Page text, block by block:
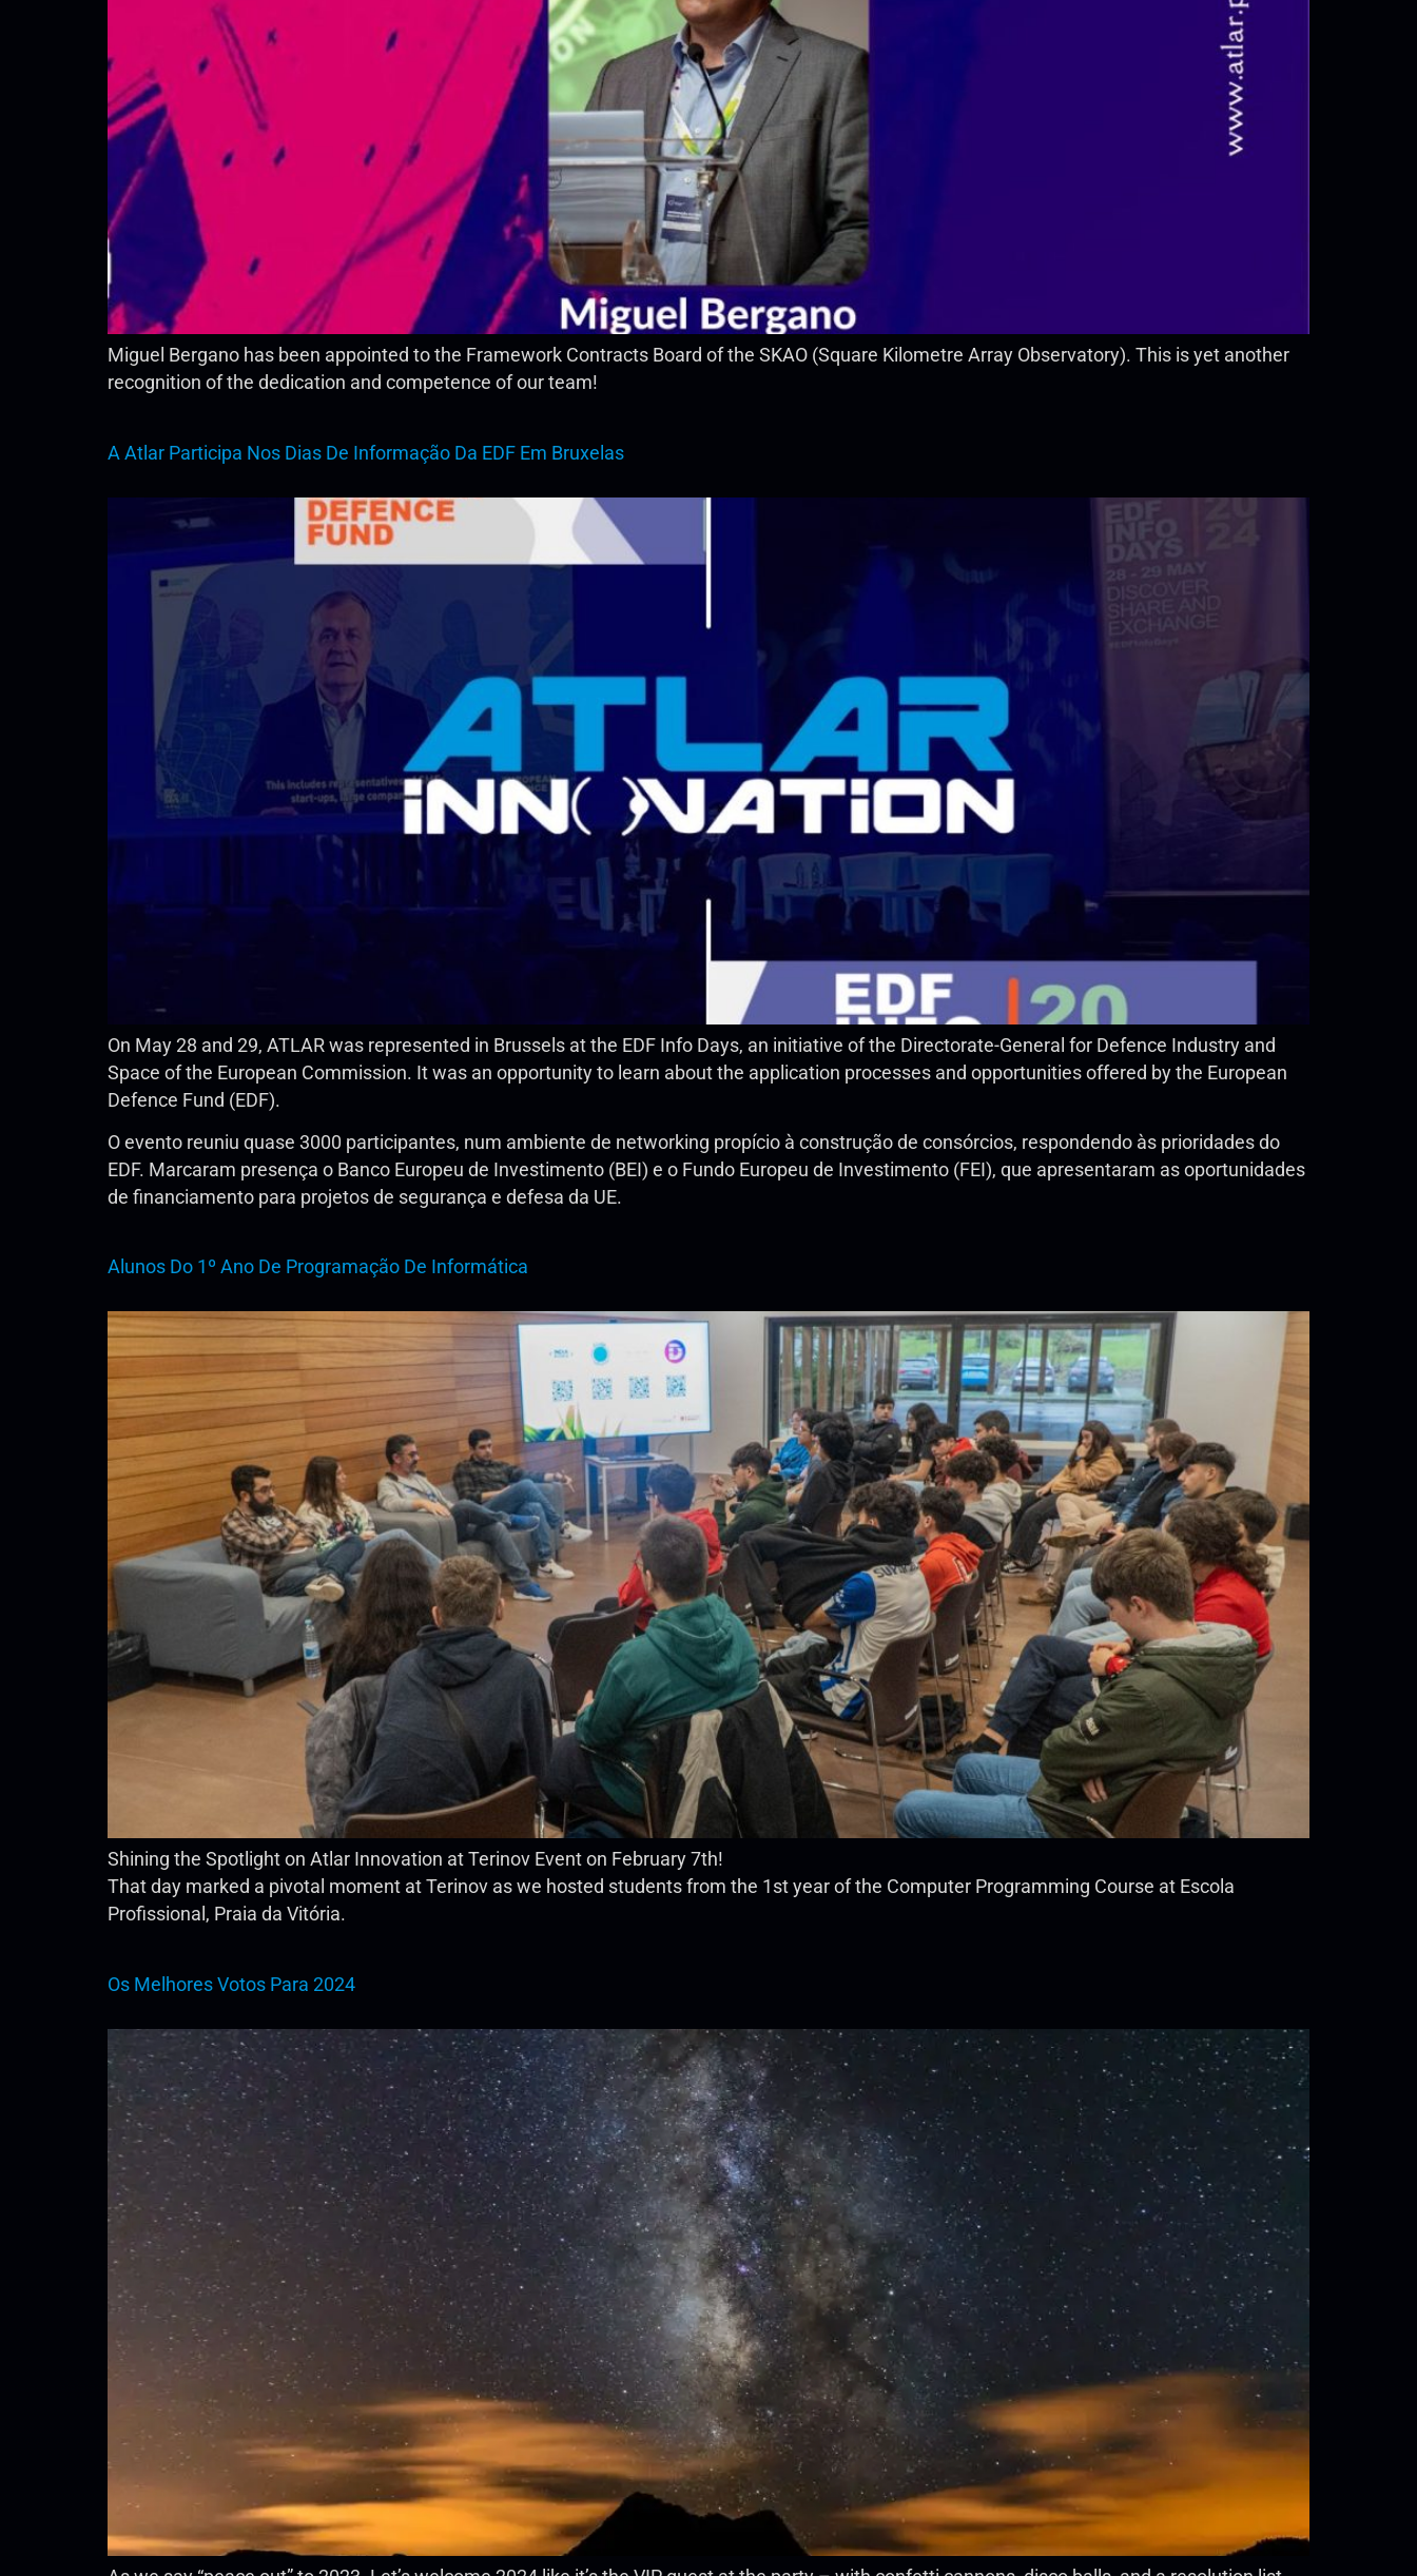
Miguel Bergano has been appointed to the Framework Contracts Board of the SKAO (Square Kilometre Array Observatory). This is yet another
recognition of the dedication and competence of our team!
A Atlar Participa Nos Dias De Informação Da EDF Em Bruxelas
On May 28 and 29, ATLAR was represented in Brussels at the EDF Info Days, an initiative of the Directorate-General for Defence Industry and
Space of the European Commission. It was an opportunity to learn about the application processes and opportunities offered by the European
Defence Fund (EDF).
O evento reuniu quase 3000 participantes, num ambiente de networking propício à construção de consórcios, respondendo às prioridades do
EDF. Marcaram presença o Banco Europeu de Investimento (BEI) e o Fundo Europeu de Investimento (FEI), que apresentaram as oportunidades
de financiamento para projetos de segurança e defesa da UE.
Alunos Do 1º Ano De Programação De Informática
Shining the Spotlight on Atlar Innovation at Terinov Event on February 7th!
That day marked a pivotal moment at Terinov as we hosted students from the 1st year of the Computer Programming Course at Escola
Profissional, Praia da Vitória.
Os Melhores Votos Para 2024